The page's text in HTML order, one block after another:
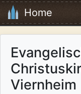
Home
Viernheim